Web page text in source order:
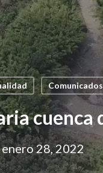
Comunicados
cuenca
enero 28, 2022